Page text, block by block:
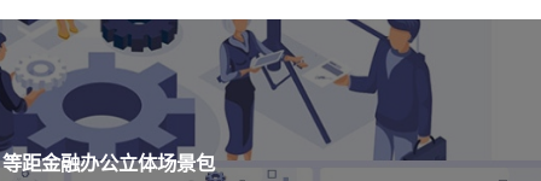
距金融办公立体场景包